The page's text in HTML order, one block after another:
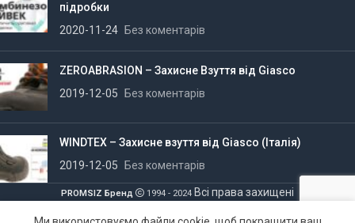
підробки
2020-11-24
Без коментарів
ZEROABRASION – Захисне Взуття від Giasco
2019-12-05
Без коментарів
WINDTEX – Захисне взуття від Giasco (Італія)
2019-12-05
Без коментарів
PROMSIZ Бренд 1994 - 2024 Всі права захищені